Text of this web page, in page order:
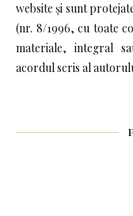
website și sunt
(nr. 8/1996, cu toate
materiale, integral
acordul scris al